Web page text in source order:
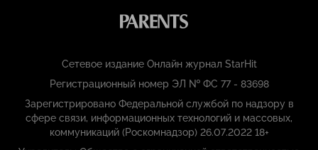
Сетевое издание Онлайн журнал StarHit
Регистрационный номер ЭЛ № ФС 77 - 83698
Зарегистрировано Федеральной службой по надзору в
сфере связи, информационных технологий и массовых,
коммуникаций (Роскомнадзор) 26.07.2022 18+